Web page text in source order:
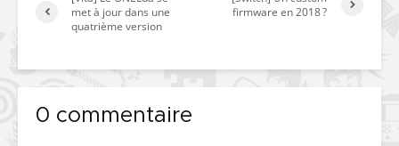
met à jour dans une
quatrième version
firmware en 2018 ?
0 commentaire